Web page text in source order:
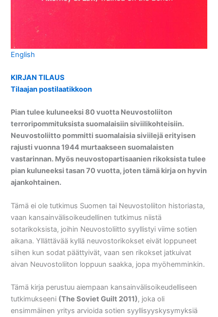
English
KIRJAN TILAUS
Tilaajan postilaatikkoon
Pian tulee kuluneeksi 80 vuotta Neuvostoliiton
terroripommituksista suomalaisiin siviilikohteisiin.
Neuvostoliitto pommitti suomalaisia siviilejä erityisen
rajusti vuonna 1944 murtaakseen suomalaisten
vastarinnan. Myös neuvostopartisaanien rikoksista tulee
pian kuluneeksi tasan 70 vuotta, joten tämä kirja on hyvin
ajankohtainen.
Tämä ei ole tutkimus Suomen tai Neuvostoliiton historiasta,
vaan kansainvälisoikeudellinen tutkimus niistä
sotarikoksista, joihin Neuvostoliitto syyllistyi viime sotien
aikana. Yllättävää kyllä neuvostorikokset eivät loppuneet
siihen kun sodat päättyivät, vaan sen rikokset jatkuivat
aivan Neuvostoliiton loppuun saakka, jopa myöhemminkin.
Tämä kirja perustuu aiempaan kansainvälisoikeudelliseen
tutkimukseeni (The Soviet Guilt 2011), joka oli
ensimmäinen yritys arvioida sotien syyllisyyskysymyksiä